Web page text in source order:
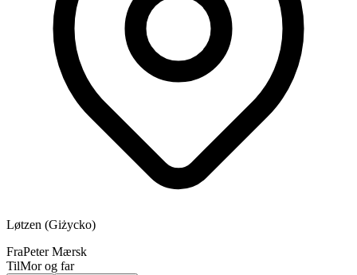
Løtzen (Giżycko)
FraPeter Mærsk
TilMor og far